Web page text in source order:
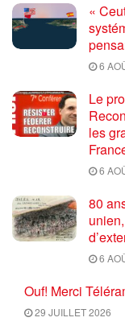
«
6
Le
les
6
80
6
Ouf! Merci
29 JUILLET 2026